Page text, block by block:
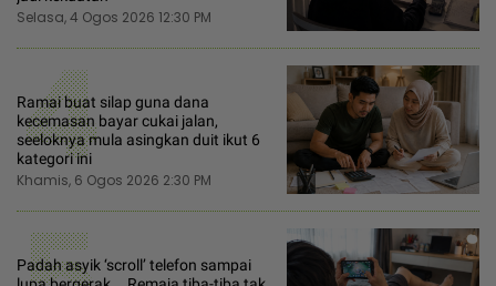
Selasa, 4 Ogos 2026 12:30 PM
4
Ramai buat silap guna dana
kecemasan bayar cukai jalan,
seeloknya mula asingkan duit ikut 6
kategori ini
Khamis, 6 Ogos 2026 2:30 PM
Padah asyik ‘scroll’ telefon sampai